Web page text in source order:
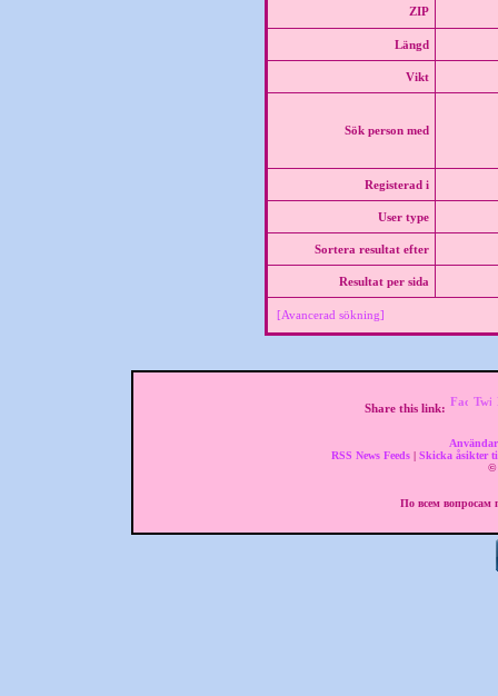
ZIP
Längd
Vikt
Sök person med
Registerad i
User type
Sortera resultat efter
Resultat per sida
[Avancerad sökning]
Share this link:
RSS News Feeds | Skicka åsikter
©
По всем вопросам